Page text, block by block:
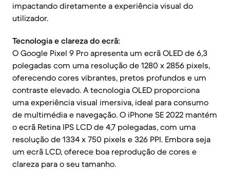
impactando diretamente a experiência visual do
utilizador.
Tecnologia e clareza do ecrã:
O Google Pixel 9 Pro apresenta um ecrã OLED de 6,3
polegadas com uma resolução de 1280 x 2856 pixels,
oferecendo cores vibrantes, pretos profundos e um
contraste elevado. A tecnologia OLED proporciona
uma experiência visual imersiva, ideal para consumo
de multimédia e navegação. O iPhone SE 2022 mantém
o ecrã Retina IPS LCD de 4,7 polegadas, com uma
resolução de 1334 x 750 pixels e 326 PPI. Embora seja
um ecrã LCD, oferece boa reprodução de cores e
clareza para o seu tamanho.